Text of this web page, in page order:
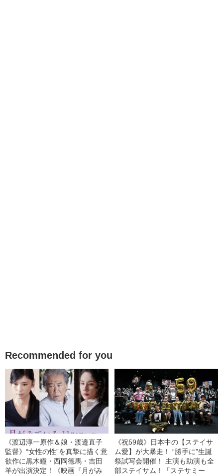
Recommended for you
《渡辺淳一原作＆娘・渡邉直子
監督》“女性の性”を真摯に描く意
欲作に黒木瞳・西岡德馬・吉田
羊が出演決定！《映画『月がみ
《祝59歳》日本中の【ステイサ
ム愛】が大暴走！ “勝手に”生誕
祭試写会開催！ 主演も助演も全
部ステイサム！「ステサミー